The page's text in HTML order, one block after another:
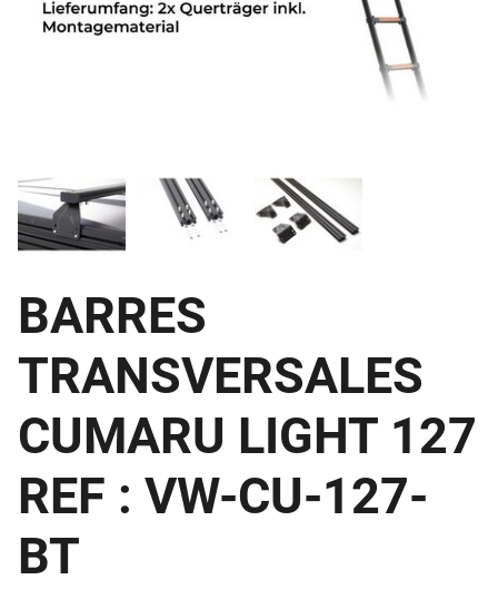
BARRES
TRANSVERSALES
CUMARU LIGHT 127
REF : VW-CU-127-
BT